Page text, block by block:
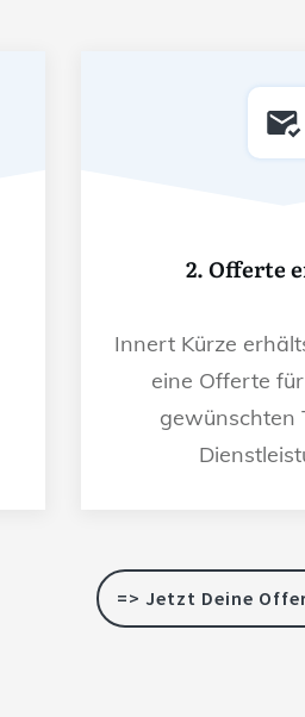
2. Offerte
Innert Kürze
eine Offerte
gewünschten
=> Jetzt Deine